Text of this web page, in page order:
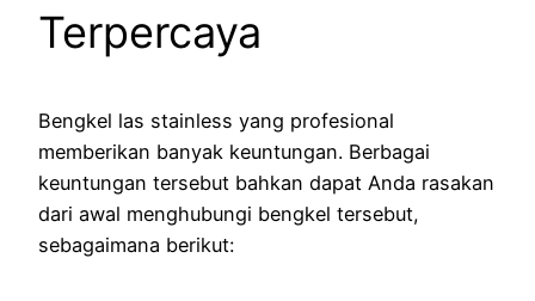
Terpercaya
Bengkel las stainless yang profesional
memberikan banyak keuntungan. Berbagai
keuntungan tersebut bahkan dapat Anda rasakan
dari awal menghubungi bengkel tersebut,
sebagaimana berikut: